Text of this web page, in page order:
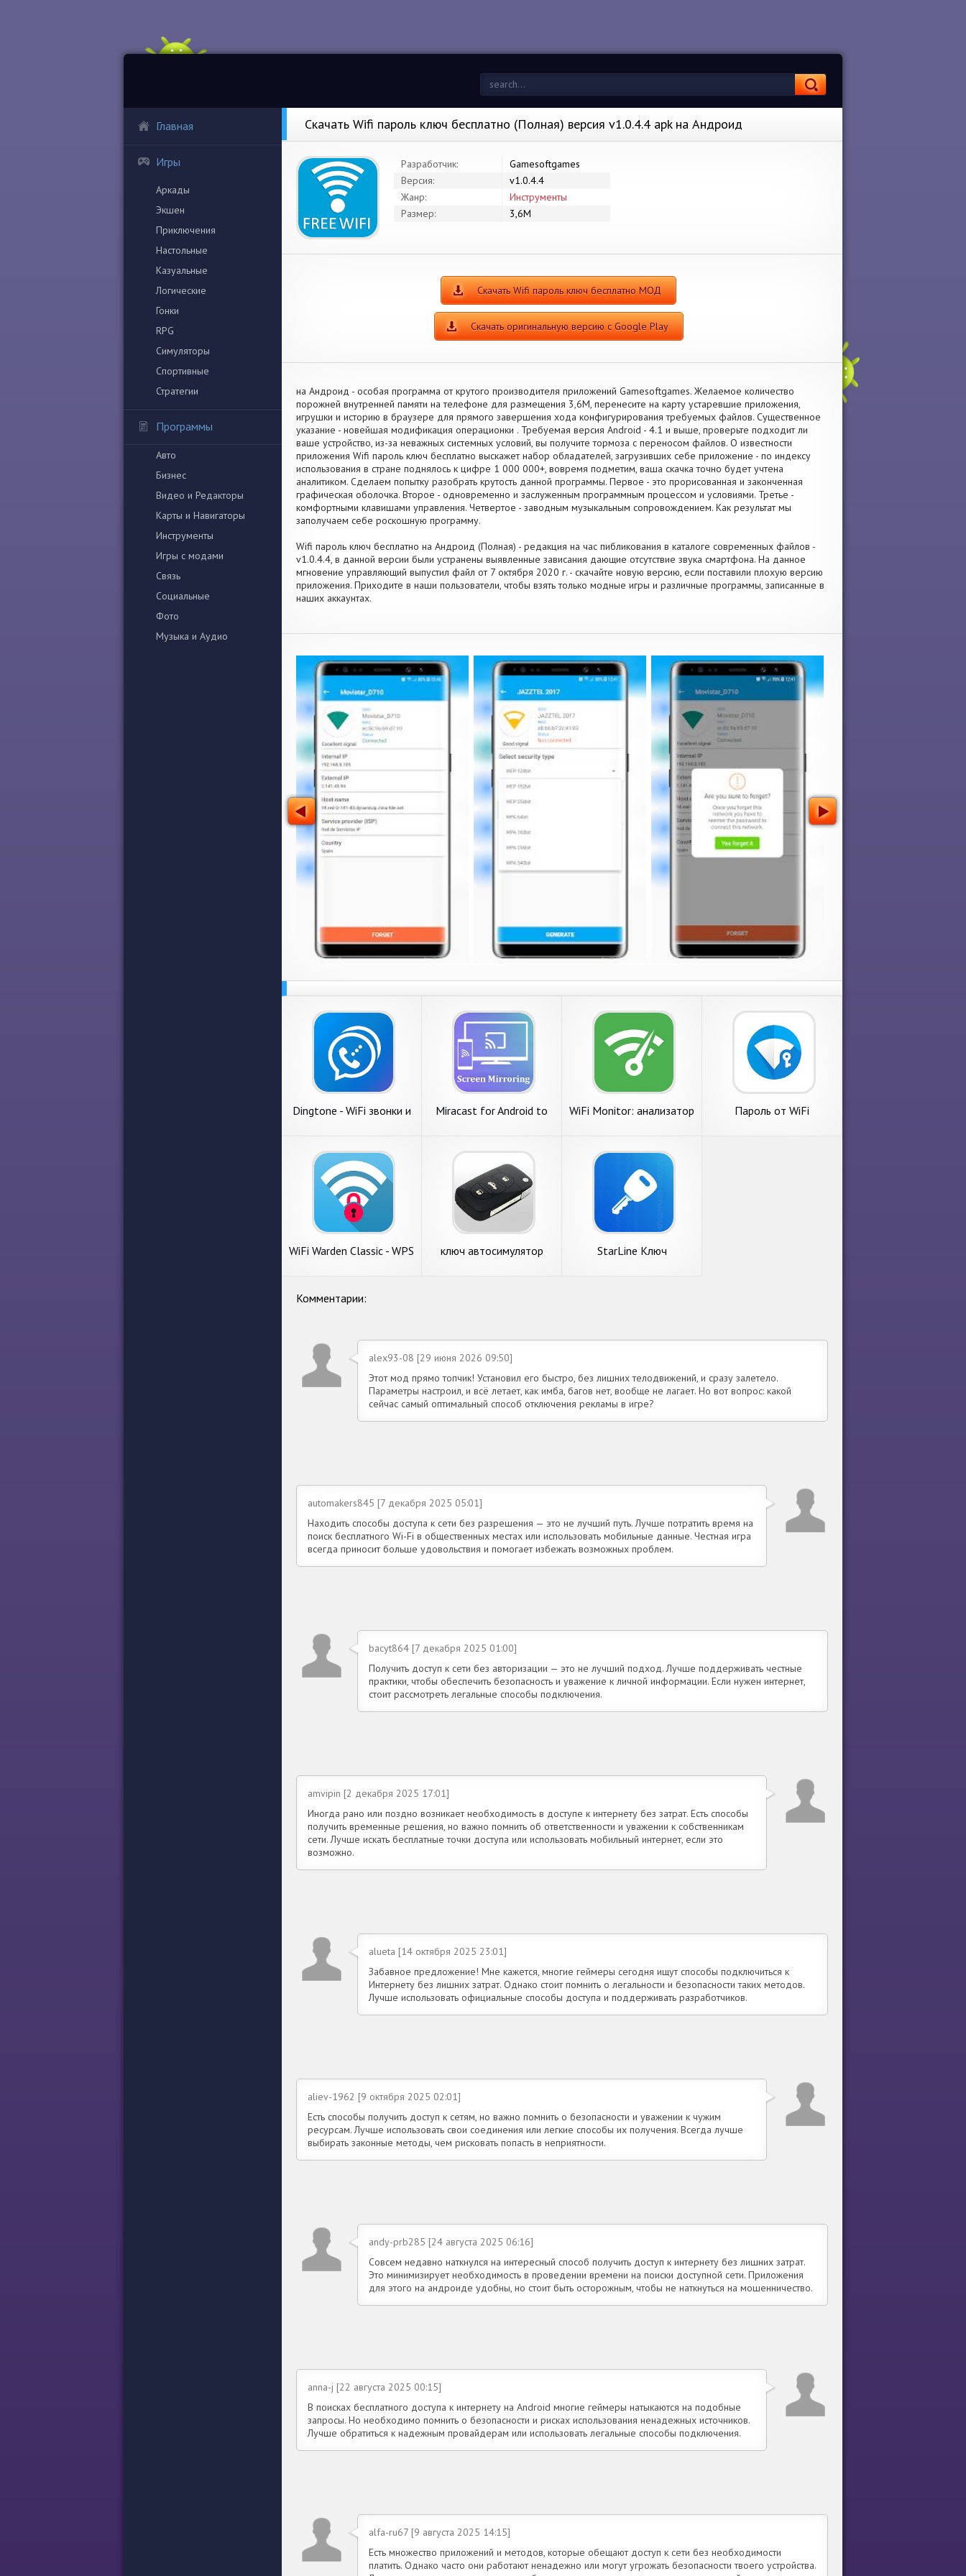
Главная
Игры
Аркады
Экшен
Приключения
Настольные
Казуальные
Логические
Гонки
RPG
Симуляторы
Спортивные
Стратегии
Программы
Авто
Бизнес
Видео и Редакторы
Карты и Навигаторы
Инструменты
Игры с модами
Связь
Социальные
Фото
Музыка и Аудио
Скачать Wifi пароль ключ бесплатно (Полная) версия v1.0.4.4 apk на Андроид
Разработчик:
Gamesoftgames
Версия:
v1.0.4.4
Жанр:
Инструменты
Размер:
3,6M
Скачать Wifi пароль ключ бесплатно МОД
Скачать оригинальную версию с Google Play
на Андроид - особая программа от крутого производителя приложений Gamesoftgames. Желаемое количество
порожней внутренней памяти на телефоне для размещения 3,6M, перенесите на карту устаревшие приложения,
игрушки и историю в браузере для прямого завершения хода конфигурирования требуемых файлов. Существенное
указание - новейшая модификация операционки . Требуемая версия Android - 4.1 и выше, проверьте подходит ли
ваше устройство, из-за неважных системных условий, вы получите тормоза с переносом файлов. О известности
приложения Wifi пароль ключ бесплатно выскажет набор обладателей, загрузивших себе приложение - по индексу
использования в стране поднялось к цифре 1 000 000+, вовремя подметим, ваша скачка точно будет учтена
аналитиком. Сделаем попытку разобрать крутость данной программы. Первое - это прорисованная и законченная
графическая оболочка. Второе - одновременно и заслуженным программным процессом и условиями. Третье -
комфортными клавишами управления. Четвертое - заводным музыкальным сопровождением. Как результат мы
заполучаем себе роскошную программу.
Wifi пароль ключ бесплатно на Андроид (Полная) - редакция на час пибликования в каталоге современных файлов -
v1.0.4.4, в данной версии были устранены выявленные зависания дающие отсутствие звука смартфона. На данное
мгновение управляющий выпустил файл от 7 октября 2020 г. - скачайте новую версию, если поставили плохую версию
приложения. Приходите в наши пользователи, чтобы взять только модные игры и различные программы, записанные в
наших аккаунтах.
Dingtone - WiFi звонки и
Miracast for Android to
WiFi Monitor: анализатор
Пароль от WiFi
WiFi Warden Classic - WPS
ключ автосимулятор
StarLine Ключ
Комментарии:
alex93-08 [29 июня 2026 09:50]
Этот мод прямо топчик! Установил его быстро, без лишних телодвижений, и сразу залетело.
Параметры настроил, и всё летает, как имба, багов нет, вообще не лагает. Но вот вопрос: какой
сейчас самый оптимальный способ отключения рекламы в игре?
automakers845 [7 декабря 2025 05:01]
Находить способы доступа к сети без разрешения — это не лучший путь. Лучше потратить время на
поиск бесплатного Wi-Fi в общественных местах или использовать мобильные данные. Честная игра
всегда приносит больше удовольствия и помогает избежать возможных проблем.
bacyt864 [7 декабря 2025 01:00]
Получить доступ к сети без авторизации — это не лучший подход. Лучше поддерживать честные
практики, чтобы обеспечить безопасность и уважение к личной информации. Если нужен интернет,
стоит рассмотреть легальные способы подключения.
amvipin [2 декабря 2025 17:01]
Иногда рано или поздно возникает необходимость в доступе к интернету без затрат. Есть способы
получить временные решения, но важно помнить об ответственности и уважении к собственникам
сети. Лучше искать бесплатные точки доступа или использовать мобильный интернет, если это
возможно.
alueta [14 октября 2025 23:01]
Забавное предложение! Мне кажется, многие геймеры сегодня ищут способы подключиться к
Интернету без лишних затрат. Однако стоит помнить о легальности и безопасности таких методов.
Лучше использовать официальные способы доступа и поддерживать разработчиков.
aliev-1962 [9 октября 2025 02:01]
Есть способы получить доступ к сетям, но важно помнить о безопасности и уважении к чужим
ресурсам. Лучше использовать свои соединения или легкие способы их получения. Всегда лучше
выбирать законные методы, чем рисковать попасть в неприятности.
andy-prb285 [24 августа 2025 06:16]
Совсем недавно наткнулся на интересный способ получить доступ к интернету без лишних затрат.
Это минимизирует необходимость в проведении времени на поиски доступной сети. Приложения
для этого на андроиде удобны, но стоит быть осторожным, чтобы не наткнуться на мошенничество.
anna-j [22 августа 2025 00:15]
В поисках бесплатного доступа к интернету на Android многие геймеры натыкаются на подобные
запросы. Но необходимо помнить о безопасности и рисках использования ненадежных источников.
Лучше обратиться к надежным провайдерам или использовать легальные способы подключения.
alfa-ru67 [9 августа 2025 14:15]
Есть множество приложений и методов, которые обещают доступ к сети без необходимости
платить. Однако часто они работают ненадежно или могут угрожать безопасности твоего устройства.